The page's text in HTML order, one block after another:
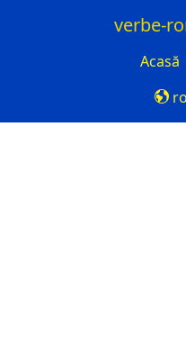
verbe-
Acasă
ro